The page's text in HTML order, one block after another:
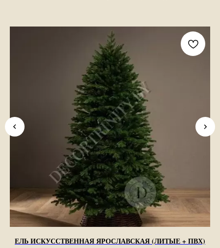
ЕЛЬ ИСКУССТВЕННАЯ ЯРОСЛАВСКАЯ (ЛИТЫЕ + ПВХ)